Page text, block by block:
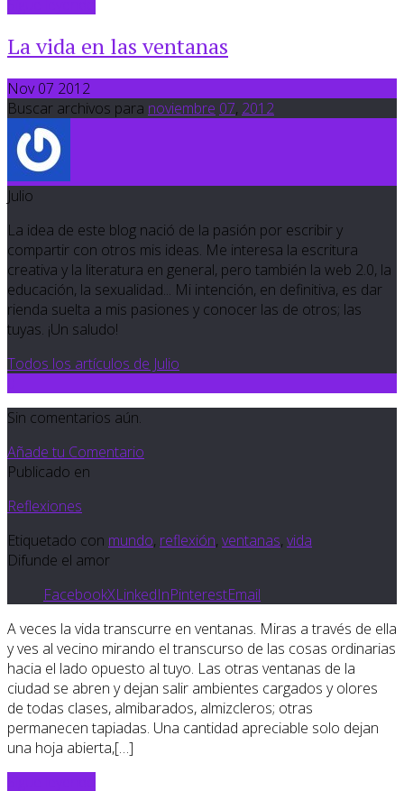
La vida en las ventanas
Nov 07 2012
Buscar archivos para noviembre 07, 2012
Julio
La idea de este blog nació de la pasión por escribir y
compartir con otros mis ideas. Me interesa la escritura
creativa y la literatura en general, pero también la web 2.0, la
educación, la sexualidad... Mi intención, en definitiva, es dar
rienda suelta a mis pasiones y conocer las de otros; las
tuyas. ¡Un saludo!
Todos los artículos de Julio
Sin comentarios aún.
Añade tu Comentario
Publicado en
Reflexiones
Etiquetado con mundo, reflexión, ventanas, vida
Difunde el amor
FacebookXLinkedInPinterestEmail
A veces la vida transcurre en ventanas. Miras a través de ella
y ves al vecino mirando el transcurso de las cosas ordinarias
hacia el lado opuesto al tuyo. Las otras ventanas de la
ciudad se abren y dejan salir ambientes cargados y olores
de todas clases, almibarados, almizcleros; otras
permanecen tapiadas. Una cantidad apreciable solo dejan
una hoja abierta,[…]